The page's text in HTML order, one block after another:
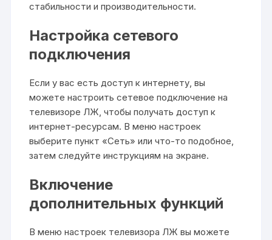
стабильности и производительности.
Настройка сетевого
подключения
Если у вас есть доступ к интернету, вы
можете настроить сетевое подключение на
телевизоре ЛЖ, чтобы получать доступ к
интернет-ресурсам. В меню настроек
выберите пункт «Сеть» или что-то подобное,
затем следуйте инструкциям на экране.
Включение
дополнительных функций
В меню настроек телевизора ЛЖ вы можете